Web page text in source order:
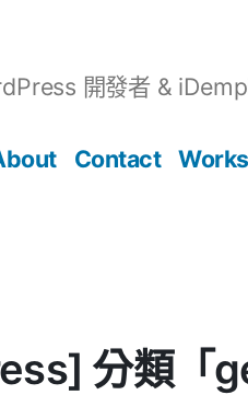
開發者 &
Contact Works
分類「